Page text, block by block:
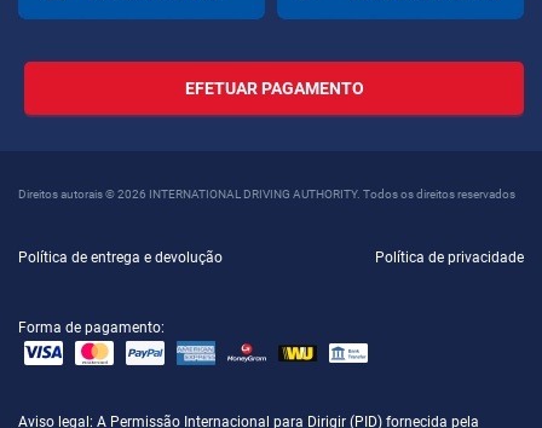
EFETUAR PAGAMENTO
Direitos autorais © 2026 INTERNATIONAL DRIVING AUTHORITY. Todos os direitos reservados
Política de entrega e devolução Política de privacidade
Forma de pagamento:
Aviso legal : A Permissão Internacional para Dirigir (PID) fornecida pela